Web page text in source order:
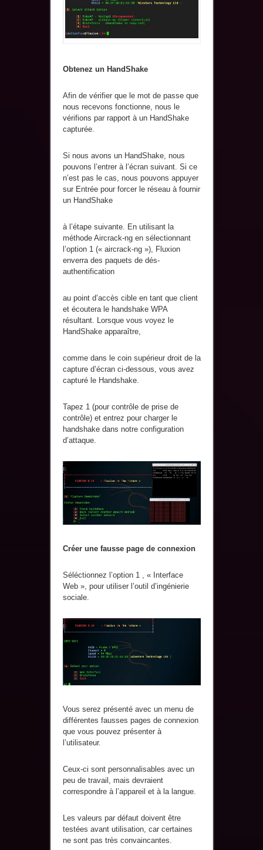
Obtenez un HandShake
Afin de vérifier que le mot de passe que
nous recevons fonctionne, nous le
vérifions par rapport à un HandShake
capturée.
Si nous avons un HandShake, nous
pouvons l’entrer à l’écran suivant. Si ce
n’est pas le cas, nous pouvons appuyer
sur Entrée pour forcer le réseau à fournir
un HandShake
à l’étape suivante. En utilisant la
méthode Aircrack-ng en sélectionnant
l’option 1 (« aircrack-ng »), Fluxion
enverra des paquets de dés-
authentification
au point d’accès cible en tant que client
et écoutera le handshake WPA
résultant. Lorsque vous voyez le
HandShake apparaître,
comme dans le coin supérieur droit de la
capture d’écran ci-dessous, vous avez
capturé le Handshake.
Tapez 1 (pour contrôle de prise de
contrôle) et entrez pour charger le
handshake dans notre configuration
d’attaque.
Créer une fausse page de connexion
Séléctionnez l’option 1 , « Interface
Web », pour utiliser l’outil d’ingénierie
sociale.
Vous serez présenté avec un menu de
différentes fausses pages de connexion
que vous pouvez présenter à
l’utilisateur.
Ceux-ci sont personnalisables avec un
peu de travail, mais devraient
correspondre à l’appareil et à la langue.
Les valeurs par défaut doivent être
testées avant utilisation, car certaines
ne sont pas très convaincantes.